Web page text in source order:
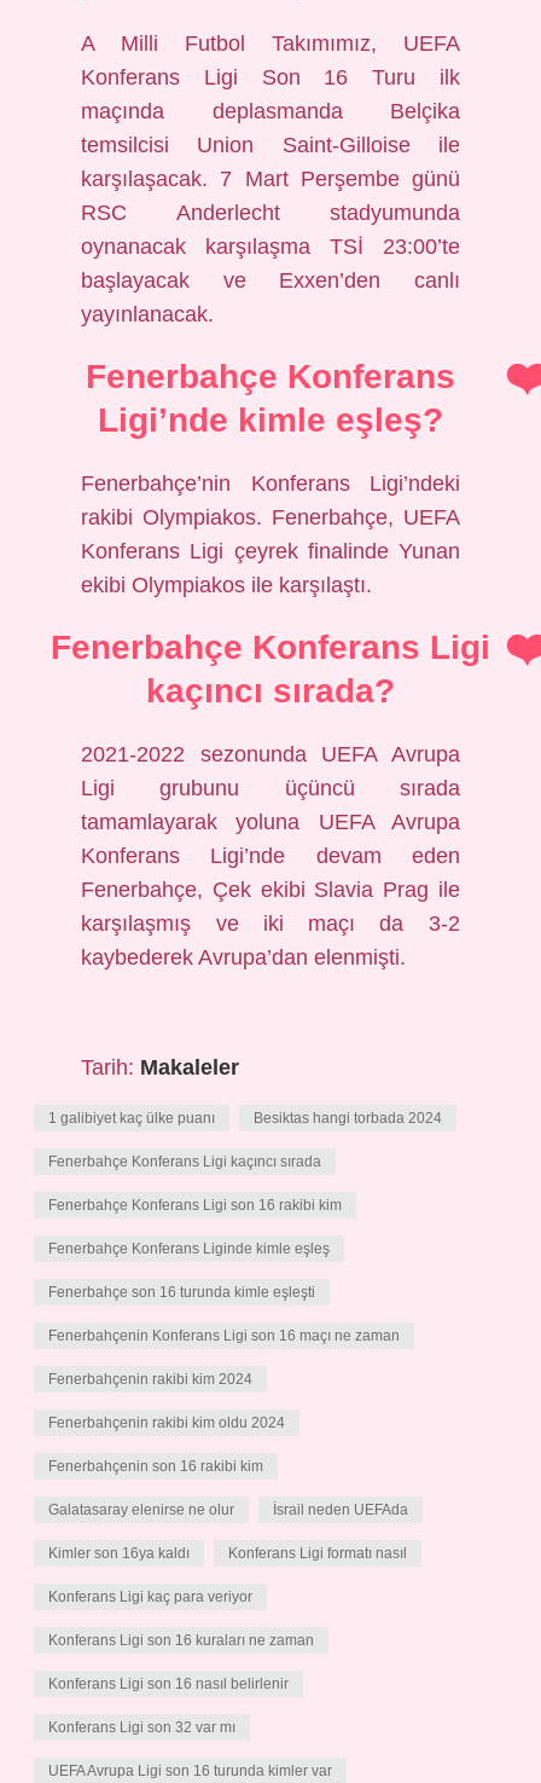
A Milli Futbol Takımımız, UEFA
Konferans Ligi Son 16 Turu ilk
maçında deplasmanda Belçika
temsilcisi Union Saint-Gilloise ile
karşılaşacak. 7 Mart Perşembe günü
RSC Anderlecht stadyumunda
oynanacak karşılaşma TSİ 23:00’te
başlayacak ve Exxen’den canlı
yayınlanacak.
Fenerbahçe Konferans
Ligi’nde kimle eşleş?
Fenerbahçe’nin Konferans Ligi’ndeki
rakibi Olympiakos. Fenerbahçe, UEFA
Konferans Ligi çeyrek finalinde Yunan
ekibi Olympiakos ile karşılaştı.
Fenerbahçe Konferans Ligi
kaçıncı sırada?
2021-2022 sezonunda UEFA Avrupa
Ligi grubunu üçüncü sırada
tamamlayarak yoluna UEFA Avrupa
Konferans Ligi’nde devam eden
Fenerbahçe, Çek ekibi Slavia Prag ile
karşılaşmış ve iki maçı da 3-2
kaybederek Avrupa’dan elenmişti.
Tarih: Makaleler
1 galibiyet kaç ülke puanı Besiktas hangi torbada 2024
Fenerbahçe Konferans Ligi kaçıncı sırada
Fenerbahçe Konferans Ligi son 16 rakibi kim
Fenerbahçe Konferans Liginde kimle eşleş
Fenerbahçe son 16 turunda kimle eşleşti
Fenerbahçenin Konferans Ligi son 16 maçı ne zaman
Fenerbahçenin rakibi kim 2024
Fenerbahçenin rakibi kim oldu 2024
Fenerbahçenin son 16 rakibi kim
Galatasaray elenirse ne olur İsrail neden UEFAda
Kimler son 16ya kaldı Konferans Ligi formatı nasıl
Konferans Ligi kaç para veriyor
Konferans Ligi son 16 kuraları ne zaman
Konferans Ligi son 16 nasıl belirlenir
Konferans Ligi son 32 var mı
UEFA Avrupa Ligi son 16 turunda kimler var